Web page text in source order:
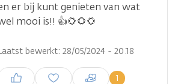
er bij kunt genieten van wat
mooi is!! 👍🌻🌻🌻
bewerkt: 28/05/2024 - 20:18
1
om een reactie te